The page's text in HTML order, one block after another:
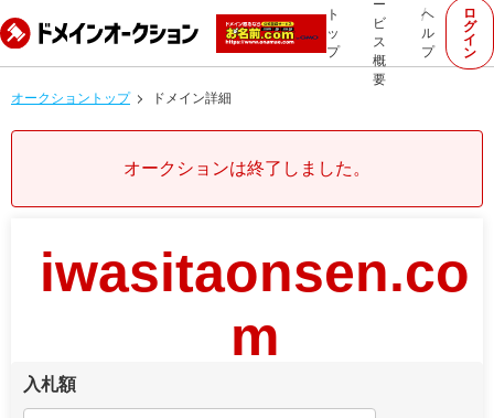
ト
ッ
プ
ー
ビ
ス
概
要
ヘ
ル
プ
ロ
グ
イ
ン
オークショントップ ドメイン詳細
オークションは終了しました。
iwasitaonsen.co
m
入札額